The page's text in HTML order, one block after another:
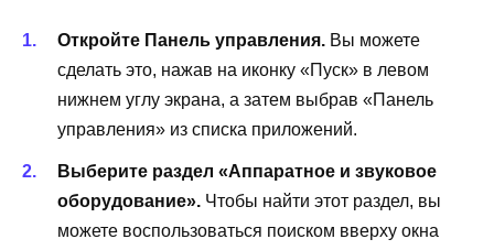
Откройте Панель управления. Вы можете
сделать это, нажав на иконку «Пуск» в левом
нижнем углу экрана, а затем выбрав «Панель
управления» из списка приложений.
Выберите раздел «Аппаратное и звуковое
оборудование». Чтобы найти этот раздел, вы
можете воспользоваться поиском вверху окна